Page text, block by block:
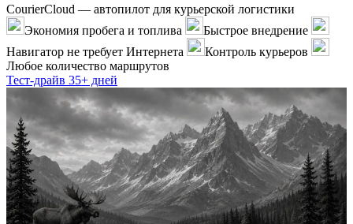
CourierCloud — автопилот для курьерской логистики
Экономия пробега и топлива
Быстрое внедрение
Навигатор не требует Интернета
Контроль курьеров
Любое количество маршрутов
Тест-драйв 35+ дней